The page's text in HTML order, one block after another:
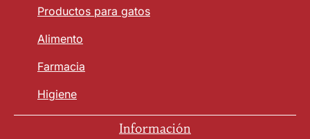
Productos para gatos
Alimento
Farmacia
Higiene
Información